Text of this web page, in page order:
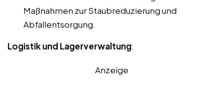
Maßnahmen zur Staubreduzierung und
Abfallentsorgung.
Logistik und Lagerverwaltung:
Anzeige